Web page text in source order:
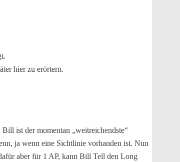
hier zu erörtern.
ist der momentan „weitreichendste“
ja wenn eine Sichtlinie vorhanden ist. Nun
aber für 1 AP, kann Bill Tell den Long